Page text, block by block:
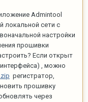
Admintool
локальной сети с
настройки
прошивки
Если открыт
интерфейса) , можно
регистратор,
прошивку
через